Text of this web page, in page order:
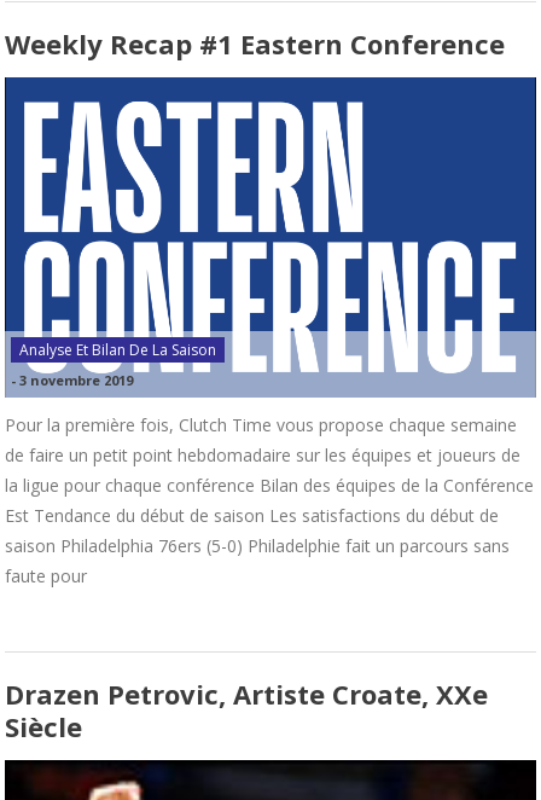
Weekly Recap #1 Eastern Conference
Analyse Et Bilan De La Saison
-3 novembre 2019
Pour la première fois, Clutch Time vous propose chaque semaine
de faire un petit point hebdomadaire sur les équipes et joueurs de
la ligue pour chaque conférence Bilan des équipes de la Conférence
Est Tendance du début de saison Les satisfactions du début de
saison Philadelphia 76ers (5-0) Philadelphie fait un parcours sans
faute pour
Drazen Petrovic, Artiste Croate, XXe
Siècle